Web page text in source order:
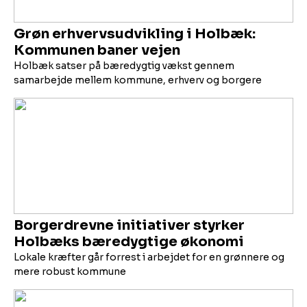
Grøn erhvervsudvikling i Holbæk:
Kommunen baner vejen
Holbæk satser på bæredygtig vækst gennem
samarbejde mellem kommune, erhverv og borgere
Borgerdrevne initiativer styrker
Holbæks bæredygtige økonomi
Lokale kræfter går forrest i arbejdet for en grønnere og
mere robust kommune